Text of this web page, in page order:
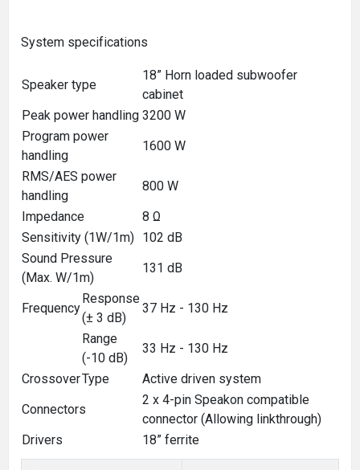
System specifications
Speaker type
18” Horn loaded subwoofer
cabinet
Peak power handling 3200 W
Program power
handling
1600 W
RMS/AES power
handling
800 W
Impedance
8 Ω
Sensitivity (1W/1m) 102 dB
Sound Pressure
(Max. W/1m)
131 dB
Frequency
Response
(± 3 dB)
37 Hz - 130 Hz
Range
(-10 dB)
33 Hz - 130 Hz
CrossoverType
Active driven system
Connectors
2 x 4-pin Speakon compatible
connector (Allowing linkthrough)
Drivers
18” ferrite